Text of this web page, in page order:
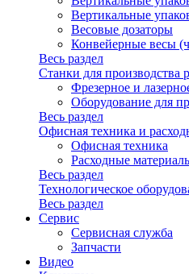
Вертикальные
Весовые дозаторы
Конвейерные весы
Весь раздел
Станки для производства
Фрезерное и
Оборудование для
Весь раздел
Офисная техника и
Офисная техника
Расходные
Весь раздел
Технологическое
Весь раздел
Сервис
Сервисная служба
Запчасти
Видео